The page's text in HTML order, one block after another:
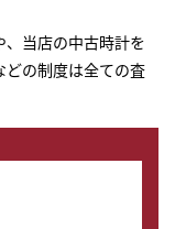
当店の中古時計を
どの制度は全ての査